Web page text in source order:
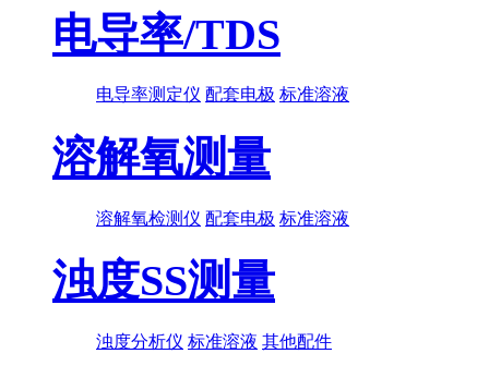
电导率/TDS
电导率测定仪 配套电极 标准溶液
溶解氧测量
溶解氧检测仪 配套电极 标准溶液
浊度SS测量
浊度分析仪 标准溶液 其他配件